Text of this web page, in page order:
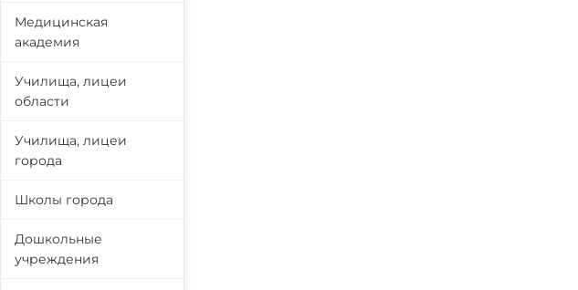
Медицинская
академия
Училища, лицеи
области
Училища, лицеи
города
Школы города
Дошкольные
учреждения